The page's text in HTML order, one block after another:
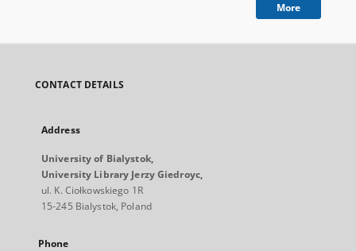
More
CONTACT DETAILS
Address
University of Bialystok,
University Library Jerzy Giedroyc,
ul. K. Ciołkowskiego 1R
15-245 Bialystok, Poland
Phone